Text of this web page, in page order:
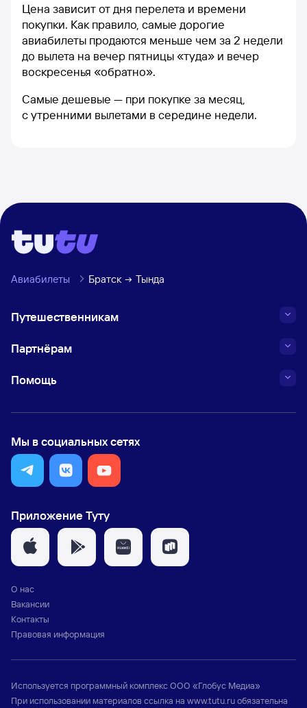
Цена зависит от дня перелета и времени
покупки. Как правило, самые дорогие
авиабилеты продаются меньше чем за 2 недели
до вылета на вечер пятницы «туда» и вечер
воскресенья «обратно».
Самые дешевые — при покупке за месяц,
с утренними вылетами в середине недели.
Авиабилеты Братск Тында
Путешественникам
Партнёрам
Помощь
Мы в социальных сетях
Приложение Туту
О нас
Вакансии
Контакты
Правовая информация
Используется программный комплексООО «Глобус Медиа»
При использовании материалов ссылка на www.tutu.ruобязательна